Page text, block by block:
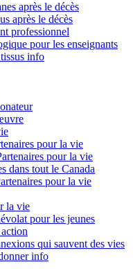
après le décès
après le décès
professionnel
pour les enseignants
info
pour la vie
pour la vie
dans tout le Canada
pour la vie
la vie
pour les jeunes
qui sauvent des vies
info